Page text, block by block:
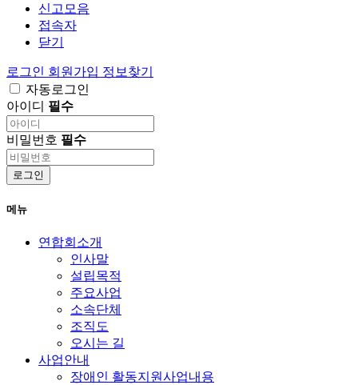
신고모음
접속자
닫기
로그인 회원가입 정보찾기
자동로그인
아이디 필수
비밀번호 필수
로그인
메뉴
연합회소개
인사말
설립목적
주요사업
소속단체
조직도
오시는 길
사업안내
장애인 활동지원사업내용